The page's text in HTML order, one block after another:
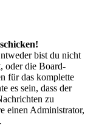
bist du nicht
oder die Board-
für das komplette
es sein, dass der
zu
einen Administrator,